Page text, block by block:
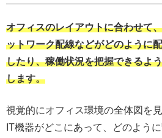
オフィスのレイアウトに合わせて
ットワーク配線などがどのように
したり、稼働状況を把握できるよ
します。
視覚的にオフィス環境の全体図を
IT機器がどこにあって、どのよう